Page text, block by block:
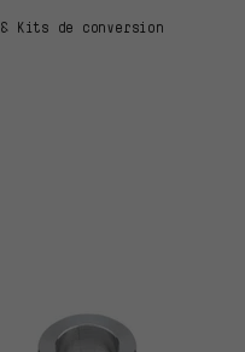
Kits de conversion